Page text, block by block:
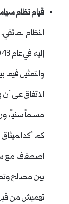
قيام نظام
النظام
والتمثيل فيما
الاتفاق على
مسلماً سنياً،
كما أكد
اصطفاف مع
بين مصالح
تهميش من قبل